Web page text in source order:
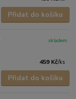
Přidat do košíku
459 Kč/ks
skladem
Přidat do košíku